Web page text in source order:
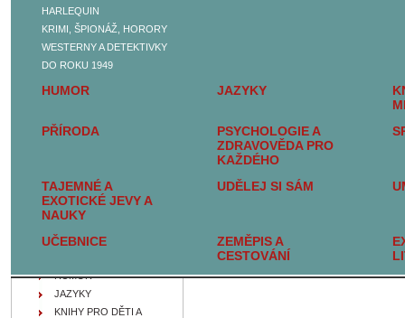
HARLEQUIN
KRIMI, ŠPIONÁŽ, HORORY
WESTERNY A DETEKTIVKY
DO ROKU 1949
HUMOR JAZYKY
PŘÍRODA
PSYCHOLOGIE A
ZDRAVOVĚDA PRO
KAŽDÉHO
TAJEMNÉ A
EXOTICKÉ JEVY A
NAUKY
UDĚLEJ SI SÁM
UČEBNICE
ZEMĚPIS A
CESTOVÁNÍ
SCI FI
KRIMI, ŠPIONÁŽ,
WESTERNY A
SEXUALITA, SEX A
EROTIKA
DĚJINY A SOUČASNOST
FILOZOFIE, IDEOLOGIE A
HUMOR
JAZYKY
KNIHY PRO DĚTI A